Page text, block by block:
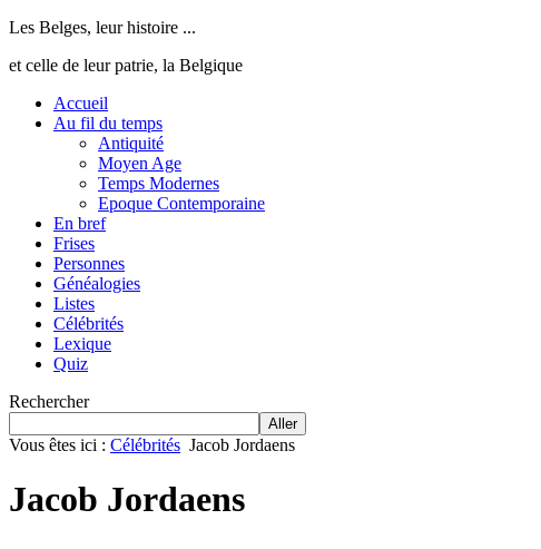
Les Belges, leur histoire ...
et celle de leur patrie, la Belgique
Accueil
Au fil du temps
Antiquité
Moyen Age
Temps Modernes
Epoque Contemporaine
En bref
Frises
Personnes
Généalogies
Listes
Célébrités
Lexique
Quiz
Rechercher
Aller
Vous êtes ici : Célébrités Jacob Jordaens
Jacob Jordaens